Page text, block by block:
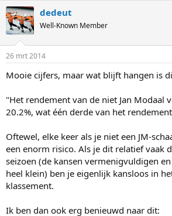
c
t
i
s
dedeut
Well-Known Member
26 mrt 2014
Mooie cijfers, maar wat blijft hangen is
"Het rendement van de niet Jan Modaal
20.2%, wat één derde van het
Oftewel, elke keer als je niet een JM-
een enorm risico. Als je dit relatief vaak
seizoen (de kansen vermenigvuldigen
heel klein) ben je eigenlijk kansloos in
klassement.
Ik ben dan ook erg benieuwd naar dit: